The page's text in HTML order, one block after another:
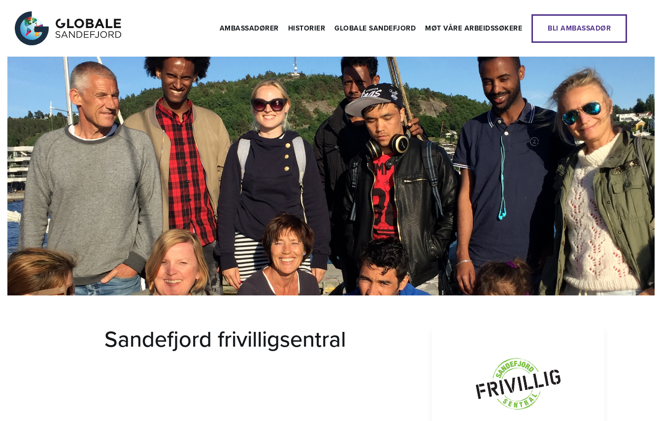
AMBASSADØRER HISTORIER GLOBALE SANDEFJORD MØT VÅRE ARBEIDSSØKERE BLI AMBASSADØR
Sandefjord frivilligsentral